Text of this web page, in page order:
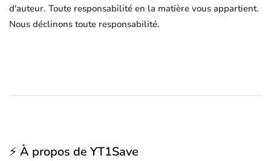
d'auteur. Toute responsabilité en la matière vous appartient.
Nous déclinons toute responsabilité.
⚡ À propos de YT1Save